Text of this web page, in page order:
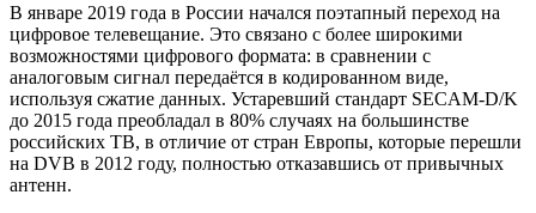
В январе 2019 года в России начался поэтапный переход на
цифровое телевещание. Это связано с более широкими
возможностями цифрового формата: в сравнении с
аналоговым сигнал передаётся в кодированном виде,
используя сжатие данных. Устаревший стандарт SECAM-D/K
до 2015 года преобладал в 80% случаях на большинстве
российских ТВ, в отличие от стран Европы, которые перешли
на DVB в 2012 году, полностью отказавшись от привычных
антенн.